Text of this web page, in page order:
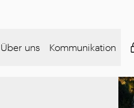
Über uns Kommunikation